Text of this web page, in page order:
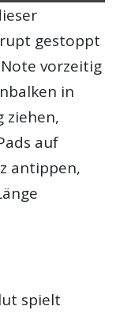
gestoppt
vorzeitig
in
ziehen,
auf
antippen,
spielt